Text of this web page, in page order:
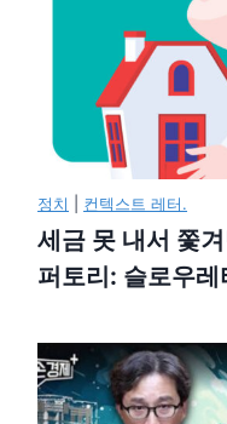
정치 컨텍스트 레터.
세금 못 내서 쫓
퍼토리: 슬로우